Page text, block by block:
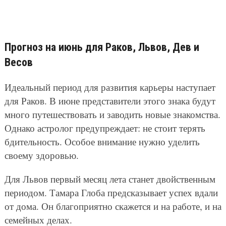
Прогноз на июнь для Раков, Львов, Дев и
Весов
Идеальный период для развития карьеры наступает
для Раков. В июне представители этого знака будут
много путешествовать и заводить новые знакомства.
Однако астролог предупреждает: не стоит терять
бдительность. Особое внимание нужно уделить
своему здоровью.
Для Львов первый месяц лета станет двойственным
периодом. Тамара Глоба предсказывает успех вдали
от дома. Он благоприятно скажется и на работе, и на
семейных делах.